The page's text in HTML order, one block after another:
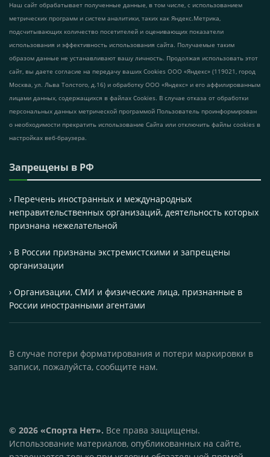
Наш сайт обрабатывает полученные данные, в том числе, с использованием
метрических программ и систем аналитики, таких как Яндекс.Метрика,
подсчитывающих количество посетителей и оценивающих показатели
использования и эффективность использования сайта. Получаемые таким
образом данные не устанавливают вашу личность. Продолжая использовать этот
сайт, вы даете согласие на передачу ваших Cookies ООО «Яндекс» (119021, город
Москва, ул. Льва Толстого, д.16) и обработку ООО «Яндекс» и его аффилированным
лицами данных, содержащихся в файлах Cookies. В случае отказа от обработки
персональных данных метрической программой Пользователь проинформирован
о необходимости прекратить использование Сайта или отключить файлы cookies в
настройках веб-браузера.
Запрещены в РФ
› Перечень иностранных и международных
неправительственных организаций, деятельность которых
признана нежелательной
› В России признаны экстремистскими и запрещены
организации
› Организации, СМИ и физические лица, признанные в
России иностранными агентами
В случае потери форматирования и потери маркировки в
записи, пожалуйста, сообщите нам.
© 2026 «Спорта Нет». Все права защищены.
Использование материалов, опубликованных на сайте,